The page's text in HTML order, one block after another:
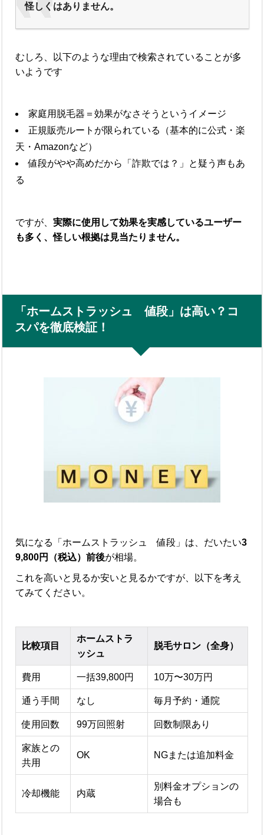
怪しくはありません。
むしろ、以下のような理由で検索されていることが多
いようです
家庭用脱毛器＝効果がなさそうというイメージ
正規販売ルートが限られている（基本的に公式・楽
天・Amazonなど）
値段がやや高めだから「詐欺では？」と疑う声もあ
る
ですが、実際に使用して効果を実感しているユーザー
も多く、怪しい根拠は見当たりません。
「ホームストラッシュ 値段」は高い？コ
スパを徹底検証！
気になる「ホームストラッシュ 値段」は、だいたい3
9,800円（税込）前後が相場。
これを高いと見るか安いと見るかですが、以下を考え
てみてください。
比較項目
ホームストラ
ッシュ
脱毛サロン（全身）
費用 一括39,800円 10万〜30万円
通う手間 なし 毎月予約・通院
使用回数 99万回照射 回数制限あり
家族との
共用
OK NGまたは追加料金
冷却機能 内蔵
別料金オプションの
場合も